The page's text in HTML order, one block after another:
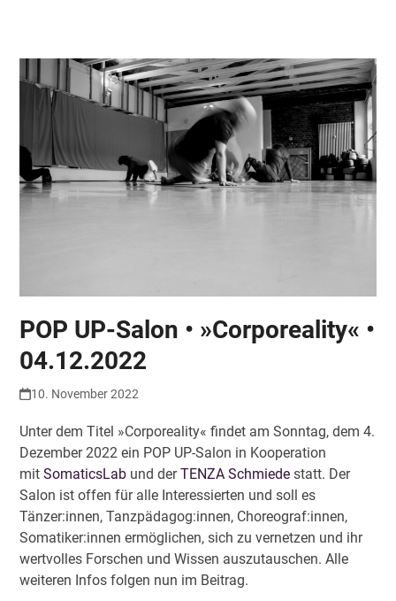
menu
menu
POP UP-Salon • »Corporeality« •
04.12.2022
10. November 2022
Unter dem Titel »Corporeality« findet am Sonntag, dem 4.
Dezember 2022 ein POP UP-Salon in Kooperation
mitSomaticsLab und derTENZA Schmiede statt. Der
Salon ist offen für alle Interessierten und soll es
Tänzer:innen, Tanzpädagog:innen, Choreograf:innen,
Somatiker:innen ermöglichen, sich zu vernetzen und ihr
wertvolles Forschen und Wissen auszutauschen. Alle
weiteren Infos folgen nun im Beitrag.